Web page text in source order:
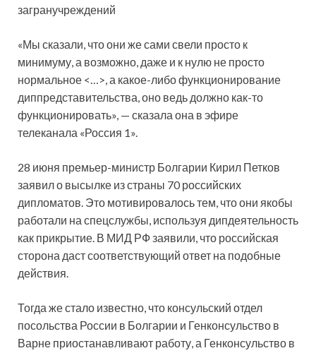
загранучреждений
«Мы сказали, что они же сами свели просто к
минимуму, а возможно, даже и к нулю не просто
нормальное <…>, а какое-либо функционирование
диппредставительства, оно ведь должно как-то
функционировать», — сказала она в эфире
телеканала «Россия 1».
28 июня премьер-министр Болгарии Кирил Петков
заявил о высылке из страны 70 российских
дипломатов. Это мотивировалось тем, что они якобы
работали на спецслужбы, используя дипдеятельность
как прикрытие. В МИД РФ заявили, что российская
сторона даст соответствующий ответ на подобные
действия.
Тогда же стало известно, что консульский отдел
посольства России в Болгарии и Генконсульство в
Варне приостанавливают работу, а Генконсульство в